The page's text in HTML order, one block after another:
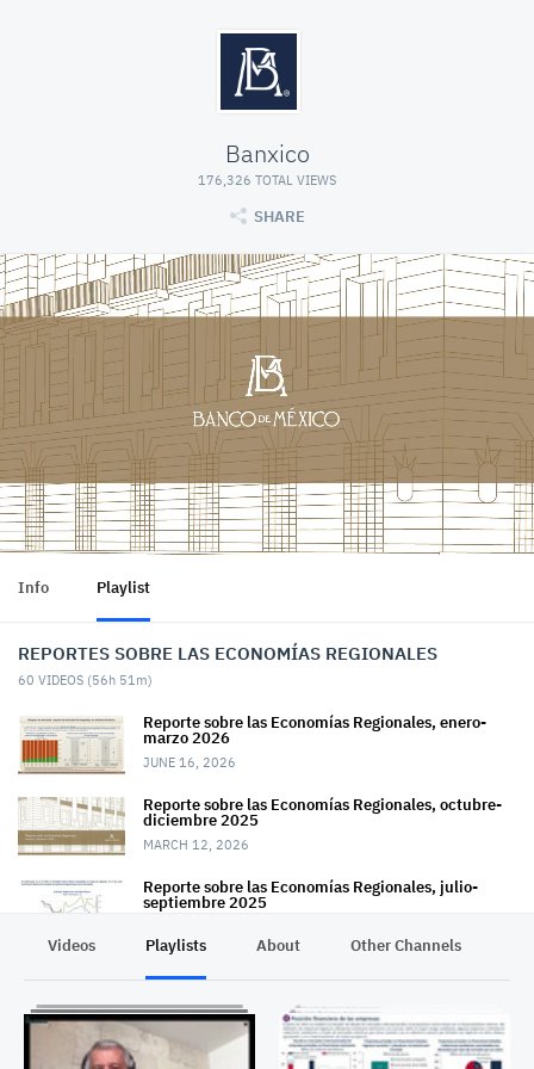
Banxico
176,326 TOTAL VIEWS
SHARE
Info Playlist
REPORTES SOBRE LAS ECONOMÍAS REGIONALES
60 VIDEOS (56h 51m)
Reporte sobre las Economías Regionales, enero-
marzo 2026
JUNE 16, 2026
Reporte sobre las Economías Regionales, octubre-
diciembre 2025
MARCH 12, 2026
Reporte sobre las Economías Regionales, julio-
septiembre 2025
2025
SEPTEMBER 11, 2025
Reporte sobre las Economías Regionales, enero-
Videos Playlists About Other Channels